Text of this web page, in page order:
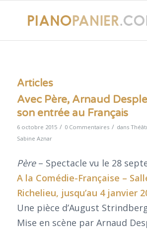
Articles
Avec Père, Arnaud
son entrée au Français
6 octobre 2015 / 0 Commentaires / dans
Sabine Aznar
Père– Spectacle vu le 28
A la Comédie-Française –
Richelieu, jusqu’au 4 janvier
Une pièce d’August
Mise en scène par Arnaud